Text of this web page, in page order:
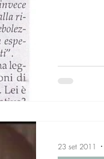
23 set 2011